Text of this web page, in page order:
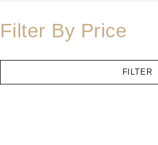
Filter By Price
FILTER